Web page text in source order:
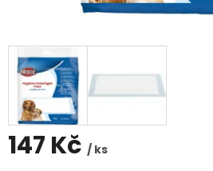
147 Kč / ks